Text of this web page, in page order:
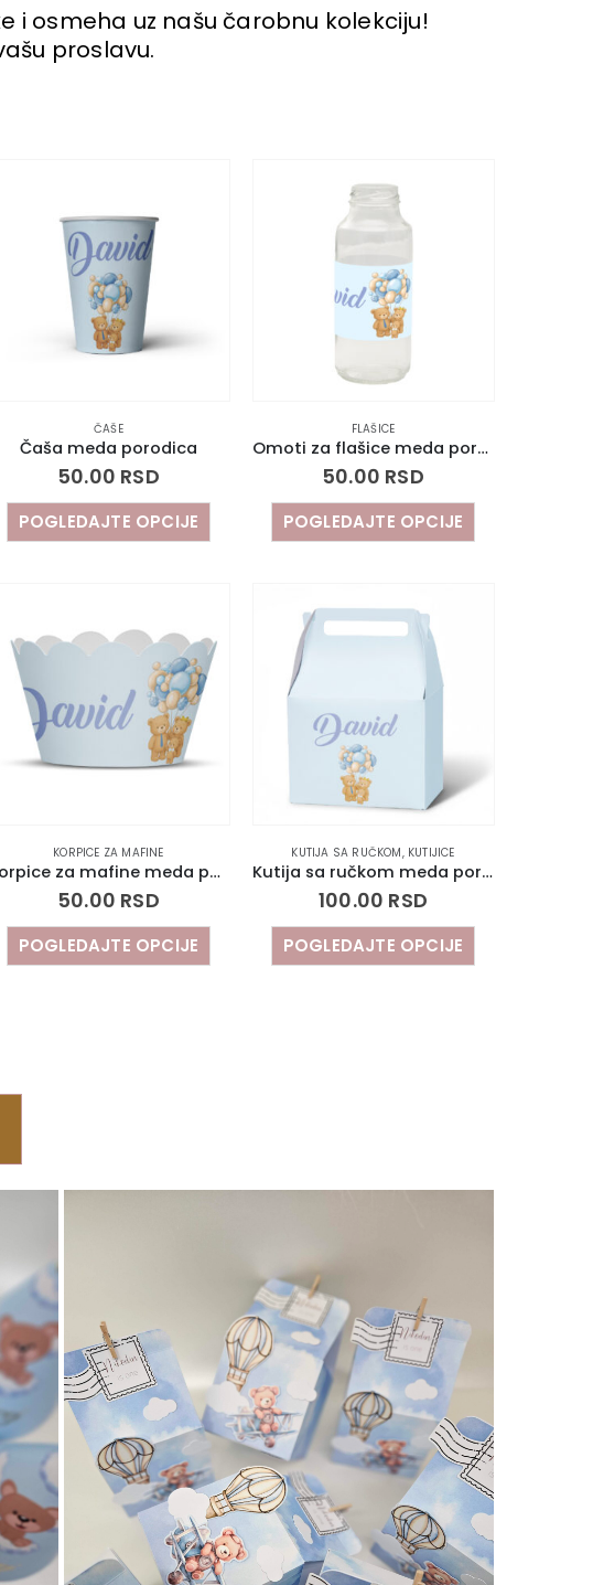
osmeha uz našu čarobnu kolekciju!
proslavu.
ČAŠE
Čaša meda porodica
50.00 RSD
POGLEDAJTE OPCIJE
FLAŠICE
Omoti za flašice meda porodica
50.00 RSD
POGLEDAJTE OPCIJE
KORPICE ZA MAFINE
Korpice za mafine meda porodica
50.00 RSD
POGLEDAJTE OPCIJE
KUTIJA SA RUČKOM, KUTIJICE
Kutija sa ručkom meda porodica
100.00 RSD
POGLEDAJTE OPCIJE